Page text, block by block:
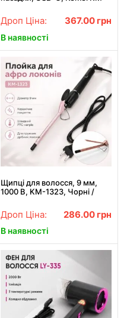
машинка для стрижки
волосся / Бездротовий
тример
Дроп Ціна: 367.00 грн
В наявності
Щипці для волосся, 9 мм,
1000 В, KM-1323, Чорні /
Щипці для локонів / Щипці
для накручування волосся
Дроп Ціна: 286.00 грн
В наявності